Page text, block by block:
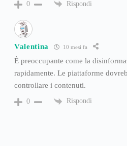
0 Rispondi
Valentina 10 mesi fa
È preoccupante come la
rapidamente. Le piattaforme
controllare i contenuti.
0 Rispondi